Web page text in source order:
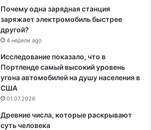
Почему одна зарядная станция
заряжает электромобиль быстрее
другой?
4 недели ago
Исследование показало, что в
Портленде самый высокий уровень
угона автомобилей на душу населения в
США
01.07.2026
Древние числа, которые раскрывают
суть человека